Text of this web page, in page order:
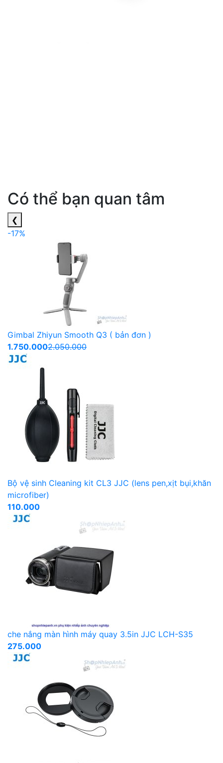
Có thể bạn quan tâm
❮
-17%
Gimbal Zhiyun Smooth Q3 ( bản đơn )
1.750.0002.050.000
Bộ vệ sinh Cleaning kit CL3 JJC (lens pen,xịt bụi,khăn
microfiber)
110.000
che nắng màn hình máy quay 3.5in JJC LCH-S35
275.000